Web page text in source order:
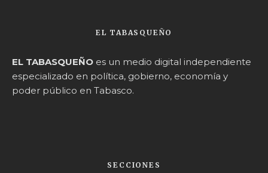
EL TABASQUEÑO
EL TABASQUEÑO es un medio digital independiente
especializado en política, gobierno, economía y
poder público en Tabasco.
SECCIONES